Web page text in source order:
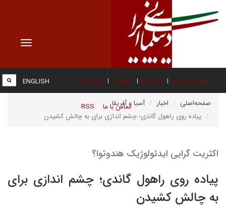
Toggle
صفحه نخست درباره ما عضویت پیوند ها
تماس با ما RSS
ENGLISH
صفحه‌اصلی اخبار
آسیا و آفریقا
پیاده روی راهول گاندی؛ چشم اندازی برای به چالش کشیدن
اکثریت گرایی ایدئولوژیک هندوتوا؟
پیاده روی راهول گاندی؛ چشم اندازی برای
به چالش کشیدن